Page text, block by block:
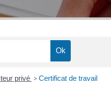
privé > Certificat de travail